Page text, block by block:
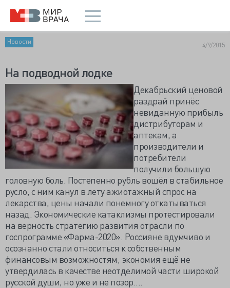
Новости 4/9/2015
На подводной лодке
Декабрьский ценовой
раздрай принёс
невиданную прибыль
дистрибуторам и
аптекам, а
производители и
потребители
получили большую
головную боль. Постепенно рубль вошёл в стабильное
русло, с ним канул в лету ажиотажный спрос на
лекарства, цены начали понемногу откатываться
назад. Экономические катаклизмы протестировали
на верность стратегию развития отрасли по
госпрограмме «Фарма-2020». Россияне вдумчиво и
осознанно стали относиться к собственным
финансовым возможностям, экономия ещё не
утвердилась в качестве неотделимой части широкой
русской души, но уже и не позор....